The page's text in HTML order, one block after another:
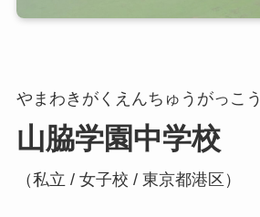
やまわきがくえんちゅうがっこう
山脇学園中学校
（私立 / 女子校 / 東京都港区）